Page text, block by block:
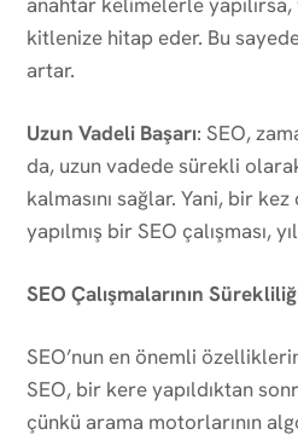
kitlenize hitap eder. Bu
artar.
Uzun Vadeli Başarı: SEO,
da, uzun vadede sürekli
kalmasını sağlar. Yani, bir
yapılmış bir SEO çalışması,
SEO Çalışmalarının
SEO’nun en önemli
SEO, bir kere yapıldıktan
çünkü arama motorlarının